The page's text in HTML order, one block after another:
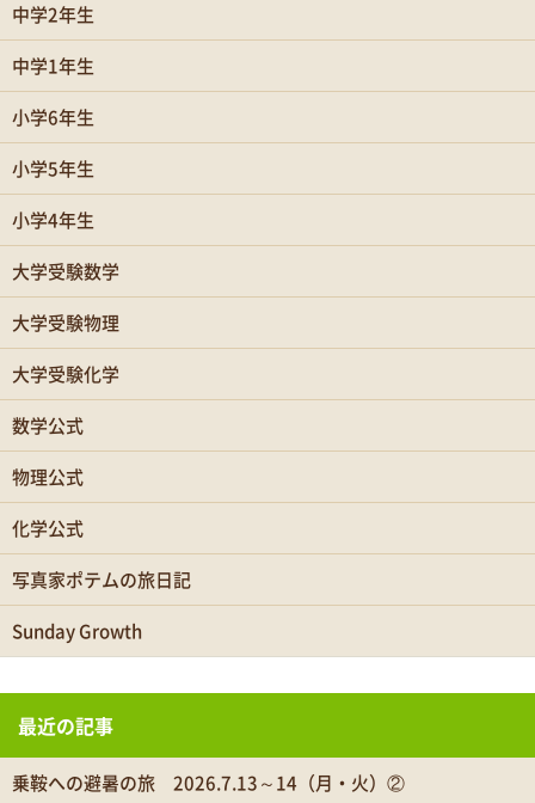
中学2年生
中学1年生
小学6年生
小学5年生
小学4年生
大学受験数学
大学受験物理
大学受験化学
数学公式
物理公式
化学公式
写真家ポテムの旅日記
Sunday Growth
最近の記事
乗鞍への避暑の旅 2026.7.13～14（月・火）②